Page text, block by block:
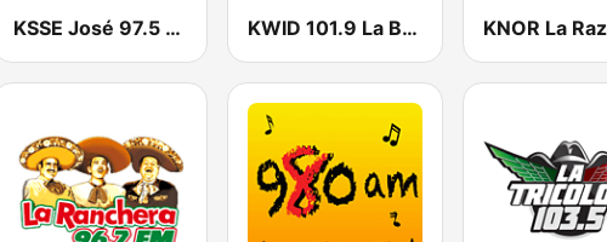
KSSE José 97.5 y 107.1 KWID 101.9 La Buena